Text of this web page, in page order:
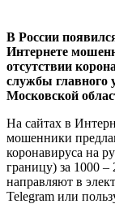
В России
Интернете
отсутствии
службы главного
Московской
На сайтах в
мошенники
коронавируса на
границу) за 1000
направляют в
Telegram или